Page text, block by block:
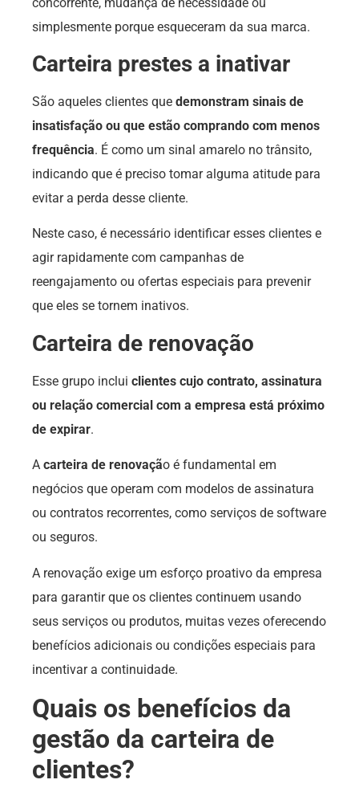
simplesmente porque esqueceram da sua marca.
Carteira prestes a inativar
São aqueles clientes que demonstram sinais de
insatisfação ou que estão comprando com menos
frequência. É como um sinal amarelo no trânsito,
indicando que é preciso tomar alguma atitude para
evitar a perda desse cliente.
Neste caso, é necessário identificar esses clientes e
agir rapidamente com campanhas de
reengajamento ou ofertas especiais para prevenir
que eles se tornem inativos.
Carteira de renovação
Esse grupo inclui clientes cujo contrato, assinatura
ou relação comercial com a empresa está próximo
de expirar.
A carteira de renovação é fundamental em
negócios que operam com modelos de assinatura
ou contratos recorrentes, como serviços de software
ou seguros.
A renovação exige um esforço proativo da empresa
para garantir que os clientes continuem usando
seus serviços ou produtos, muitas vezes oferecendo
benefícios adicionais ou condições especiais para
incentivar a continuidade.
Quais os benefícios da
gestão da carteira de
clientes?